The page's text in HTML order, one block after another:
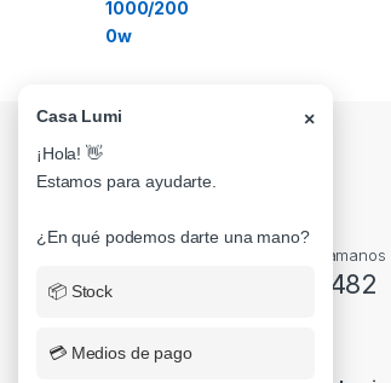
¿Alguna Duda? Llamanos
0341-4710482
Casa Lumi ×
¡Hola! 👋
Estamos para ayudarte.
¿En qué podemos darte una mano?
📦 Stock
💳 Medios de pago